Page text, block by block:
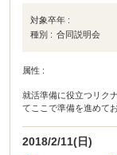
対象卒年 :
種別 : 合同説明会
属性 :
就活準備に役立つリク
てここで準備を進めて
2018/2/11(日)